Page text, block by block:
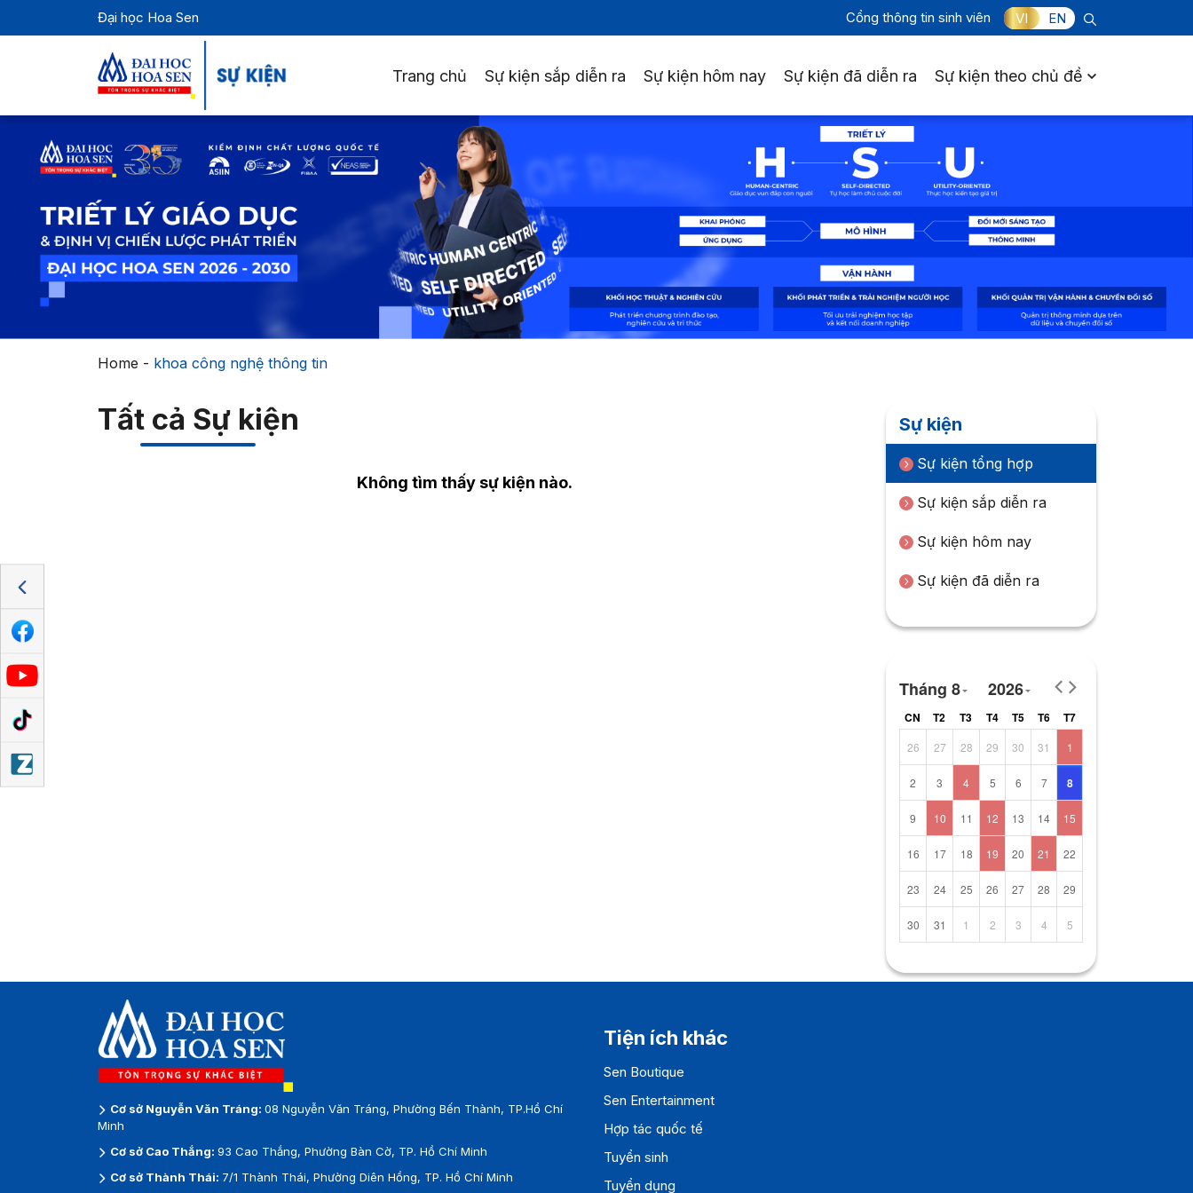
Đại học Hoa Sen Cổng thông tin sinh viên VI EN
Trang chủ Sự kiện sắp diễn ra Sự kiện hôm nay Sự kiện đã diễn ra Sự kiện theo chủ đề
Home - khoa công nghệ thông tin
Tất cả Sự kiện
Không tìm thấy sự kiện nào.
Sự kiện
Sự kiện tổng hợp
Sự kiện sắp diễn ra
Sự kiện hôm nay
Sự kiện đã diễn ra
Tháng 8 2026
CN T2 T3 T4 T5 T6 T7
26 27 28 29 30 31 1
2 3 4 5 6 7 8
9 10 11 12 13 14 15
16 17 18 19 20 21 22
23 24 25 26 27 28 29
30 31 1 2 3 4 5
Cơ sở Nguyễn Văn Tráng: 08 Nguyễn Văn Tráng, Phường Bến Thành, TP.Hồ Chí
Minh
Cơ sở Cao Thắng: 93 Cao Thắng, Phường Bàn Cờ, TP. Hồ Chí Minh
Cơ sở Thành Thái: 7/1 Thành Thái, Phường Diên Hồng, TP. Hồ Chí Minh
Tiện ích khác
Sen Boutique
Sen Entertainment
Hợp tác quốc tế
Tuyển sinh
Tuyển dụng